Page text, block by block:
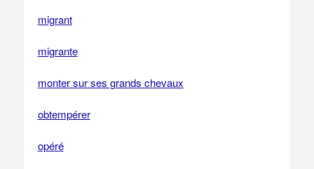
migrant
migrante
monter sur ses grands chevaux
obtempérer
opéré